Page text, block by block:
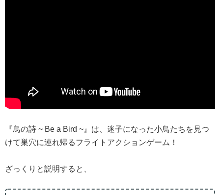
『鳥の詩 ~ Be a Bird ~』は、迷子になった小鳥たちを見つ
けて巣穴に連れ帰るフライトアクションゲーム！
ざっくりと説明すると、